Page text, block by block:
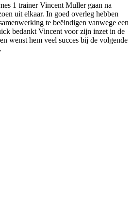
1 trainer Vincent Muller gaan na
uit elkaar. In goed overleg hebben
te beëindigen vanwege een
bedankt Vincent voor zijn inzet in de
wenst hem veel succes bij de volgende